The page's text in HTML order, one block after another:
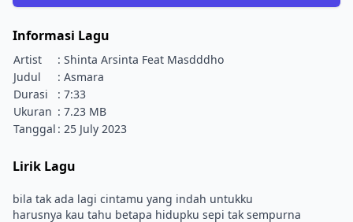
Informasi Lagu
Artist
: Shinta Arsinta Feat Masdddho
Judul
: Asmara
Durasi
: 7:33
Ukuran : 7.23 MB
Tanggal : 25 July 2023
Lirik Lagu
bila tak ada lagi cintamu yang indah untukku
harusnya kau tahu betapa hidupku sepi tak sempurna